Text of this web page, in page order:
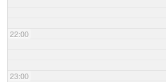
22:00
23:00